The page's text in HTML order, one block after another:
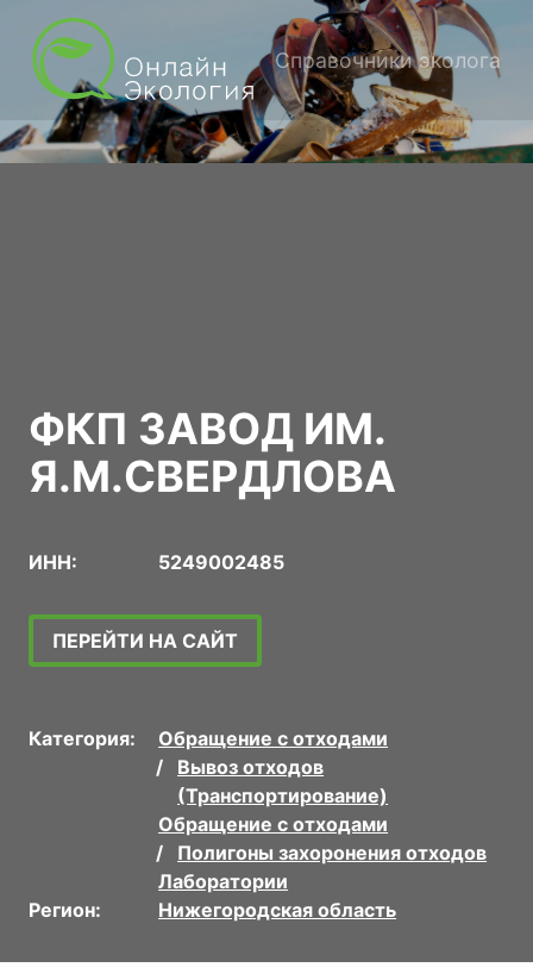
Справочники эколога
ФКП ЗАВОД ИМ.
Я.М.СВЕРДЛОВА
ИНН: 5249002485
ПЕРЕЙТИ НА САЙТ
Категория:
Обращение с отходами
Вывоз отходов
(Транспортирование)
Обращение с отходами
Полигоны захоронения отходов
Лаборатории
Регион:
Нижегородская область